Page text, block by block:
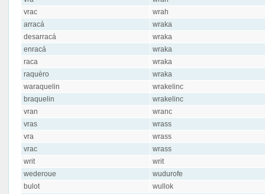
vrac
wrah
arracá
wraka
desarracá
wraka
enracá
wraka
raca
wraka
raquèro
wraka
waraquelin
wrakelinc
braquelin
wrakelinc
vran
wranc
vras
wrass
vra
wrass
vrac
wrass
writ
writ
wederoue
wudurofe
bulot
wullok